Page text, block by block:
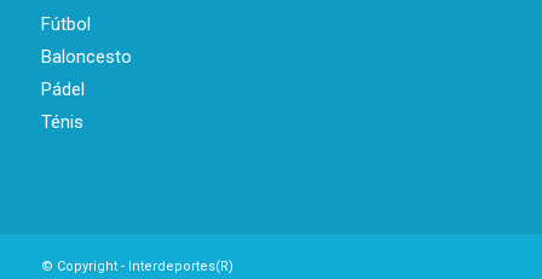
Fútbol
Baloncesto
Pádel
Ténis
© Copyright - Interdeportes(R)